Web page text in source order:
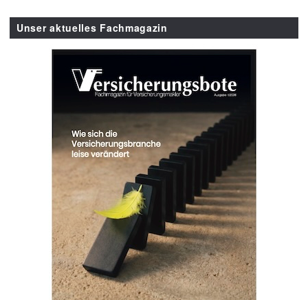
Unser aktuelles Fachmagazin